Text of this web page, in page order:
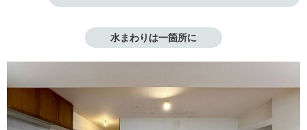
水まわりは一箇所に